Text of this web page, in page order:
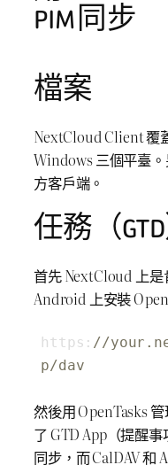
PIM 同步
檔案
NextCloud Client 覆
Windows 三個平臺
方客戶端。
任務（GTD
首先 NextCloud 上是
Android 上安裝
https: //
p/dav
然後用 OpenTasks
了 GTD App（提醒
同步，而 CalDAV 和